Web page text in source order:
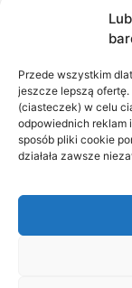
Przede wszystkim
jeszcze lepszą
(ciasteczek) w celu
odpowiednich reklam
sposób pliki cookie
działała zawsze
Salony